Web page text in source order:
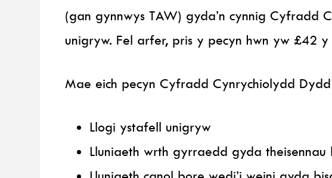
(gan gynnwys TAW) gyda’n cynnig Cyfradd
unigryw. Fel arfer, pris y pecyn hwn yw £42 y
Mae eich pecyn Cyfradd Cynrychiolydd Dydd
Llogi ystafell unigryw
Lluniaeth wrth gyrraedd gyda theisennau